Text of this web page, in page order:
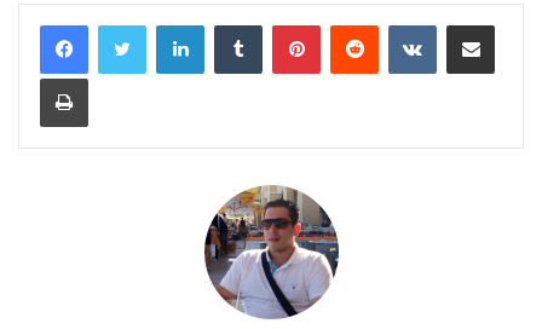
LinkedInTumblr PinterestReddit VKontakteShare via Email
Print